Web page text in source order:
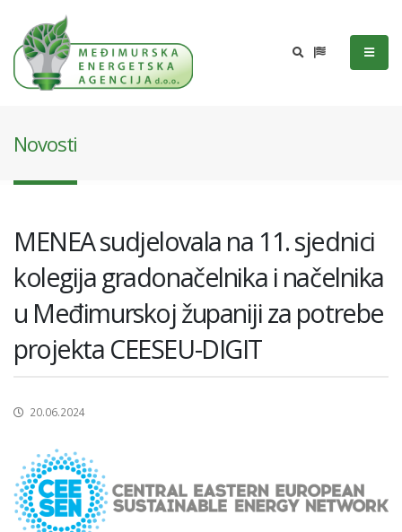
Novosti
MENEA sudjelovala na 11. sjednici
kolegija gradonačelnika i načelnika
u Međimurskoj županiji za potrebe
projekta CEESEU-DIGIT
20.06.2024